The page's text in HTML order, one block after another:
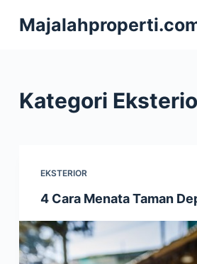
S
k
o
n
Kategori
EKSTERIOR
4 Cara Menata Taman